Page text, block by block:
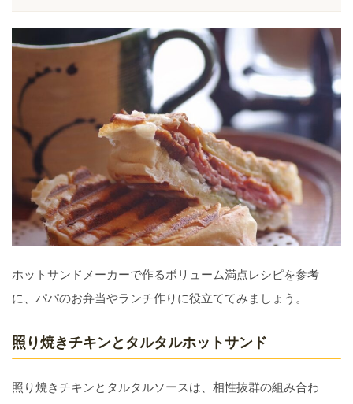
ホットサンドメーカーで作るボリューム満点レシピを参考
に、パパのお弁当やランチ作りに役立ててみましょう。
照り焼きチキンとタルタルホットサンド
照り焼きチキンとタルタルソースは、相性抜群の組み合わ